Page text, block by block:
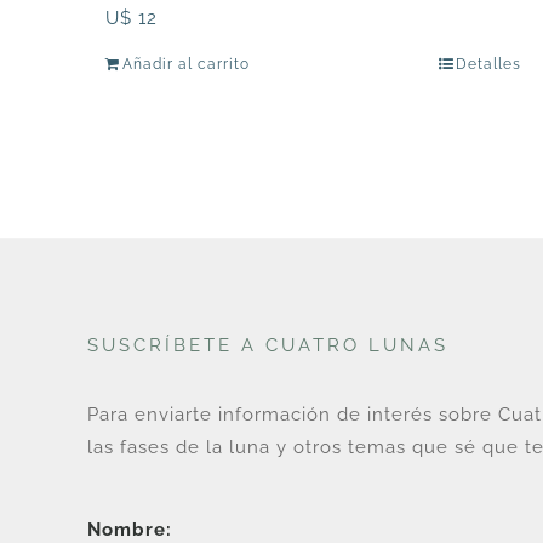
U$ 12
Añadir al carrito Detalles
SUSCRÍBETE A CUATRO LUNAS
Para enviarte información de interés sobre
las fases de la luna y otros temas que sé que
Nombre: